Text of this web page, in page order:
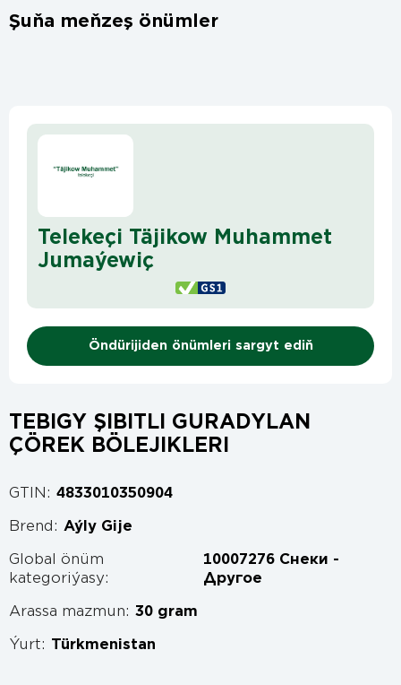
Şuňa meňzeş önümler
Telekeçi Täjikow Muhammet
Jumaýewiç
Öndürijiden önümleri sargyt ediň
TEBIGY ŞIBITLI GURADYLAN
ÇÖREK BÖLEJIKLERI
GTIN: 4833010350904
Brend: Aýly Gije
Global önüm
kategoriýasy:
10007276 Снеки -
Другое
Arassa mazmun: 30 gram
Ýurt: Türkmenistan